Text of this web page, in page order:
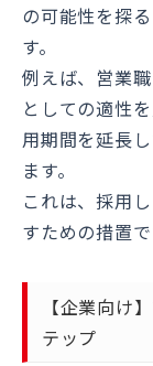
の可能性を探
す。
例えば、営業
としての適性
用期間を延長
ます。
これは、採用
すための措置で
【企業向け
テップ